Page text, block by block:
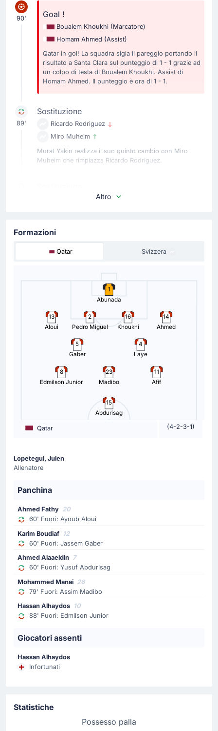
90' Goal !
Boualem Khoukhi (Marcatore)
Homam Ahmed (Assist)
Qatar in gol! La squadra sigla il pareggio portando il
risultato a Santa Clara sul punteggio di 1 - 1 grazie ad
un colpo di testa di Boualem Khoukhi. Assist di
Homam Ahmed. Il punteggio è ora di 1 - 1.
89'
Sostituzione
Ricardo Rodriguez
Miro Muheim
Murat Yakin realizza il suo quinto cambio con Miro
Muheim che rimpiazza Ricardo Rodriguez.
Ardon Jashari.
Julen Lopetegui (Qatar) fa il suo quinto cambio con
Hasan Al Heidos che rimpiazza Edmilson Junior.
Sostituzione
Ruben Vargas
Sostituzione Svizzera: esce Ruben Vargas ed entra Zeki
Amdouni.
Madibo.
Sostituzione
Fabian Rieder
Cambio Svizzera: Fabian Rieder è il sostituto di Michel
Aebischer.
66'
Sostituzione
Johan Manzambi
Manzambi che rimpiazza Dan Ndoye.
Sostituzione
Ahmed Abelmotaal
Sostituzione
Jassem Gaber Abdulsallam
Altro
Formazioni
Qatar Svizzera
1
Abunada
13
Aloui
2
Pedro Miguel
16
Khoukhi
14
Ahmed
5
Gaber
4
Laye
8
Edmilson Junior
23
Madibo
11
Afif
15
Abdurisag
Qatar (4-2-3-1)
Lopetegui, Julen
Allenatore
Panchina
Ahmed Fathy 20
60' Fuori: Ayoub Aloui
Karim Boudiaf 12
60' Fuori: Jassem Gaber
Ahmed Alaaeldin 7
60' Fuori: Yusuf Abdurisag
Mohammed Manai 26
79' Fuori: Assim Madibo
Hassan Alhaydos 10
88' Fuori: Edmilson Junior
Giocatori assenti
Hassan Alhaydos
Infortunati
Statistiche
Possesso palla